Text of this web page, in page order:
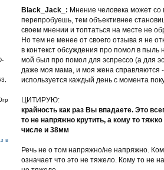
в
Black_Jack_: Мнение человека может
перепробуешь, тем объективнее
своем мнении и топтаться на месте не
Но тем не менее от своего отзыва я не
в контекст обсуждения про помол в
мой был про помол для эспрессо (а для
даже моя мама, и моя жена справляются
используется каждый день с момента
ЦИТИРУЮ:
крайность как раз Вы впадаете. Это
то не напряжно крутить, а кому то
числе и 38мм
Речь не о том напряжно/не напряжно.
означает что это не тяжело. Кому то не